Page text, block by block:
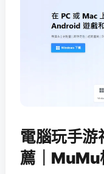
電腦玩手
薦｜MuMu